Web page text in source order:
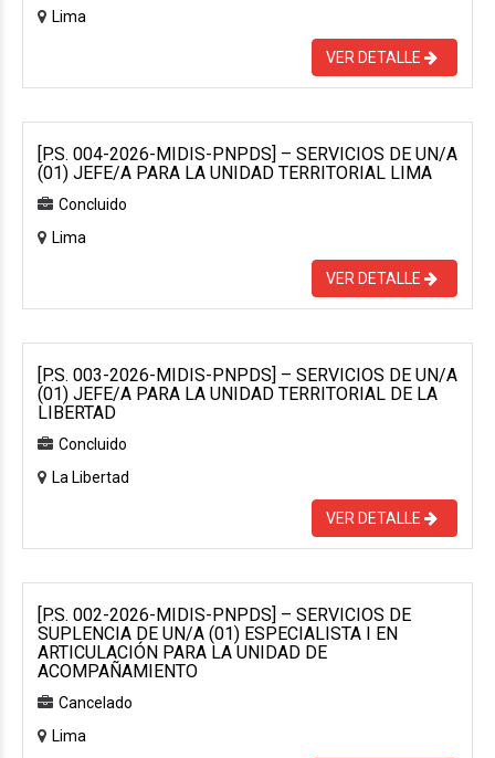
Lima
VER DETALLE
[P.S. 004-2026-MIDIS-PNPDS] – SERVICIOS DE UN/A
(01) JEFE/A PARA LA UNIDAD TERRITORIAL LIMA
Concluido
Lima
VER DETALLE
[P.S. 003-2026-MIDIS-PNPDS] – SERVICIOS DE UN/A
(01) JEFE/A PARA LA UNIDAD TERRITORIAL DE LA
LIBERTAD
Concluido
La Libertad
VER DETALLE
[P.S. 002-2026-MIDIS-PNPDS] – SERVICIOS DE
SUPLENCIA DE UN/A (01) ESPECIALISTA I EN
ARTICULACIÓN PARA LA UNIDAD DE
ACOMPAÑAMIENTO
Cancelado
Lima